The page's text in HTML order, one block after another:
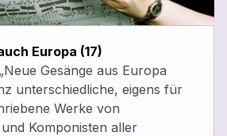
Europa (17)
Gesänge aus Europa
unterschiedliche, eigens für
Werke von
Komponisten aller